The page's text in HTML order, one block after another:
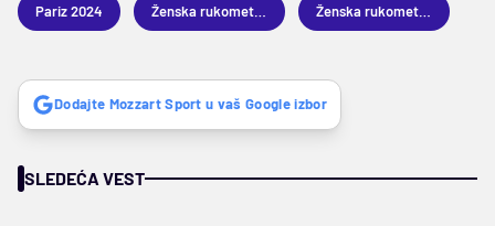
Pariz 2024
Dodajte Mozzart Sport u vaš Google izbor
SLEDEĆA VEST